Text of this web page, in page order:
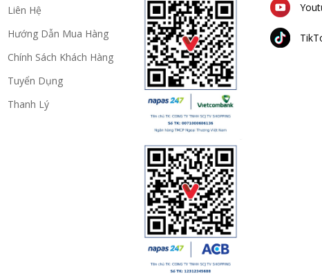
Liên Hệ
Hướng Dẫn Mua Hàng
Chính Sách Khách Hàng
Tuyển Dụng
Thanh Lý